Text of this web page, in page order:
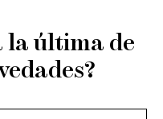
la última de